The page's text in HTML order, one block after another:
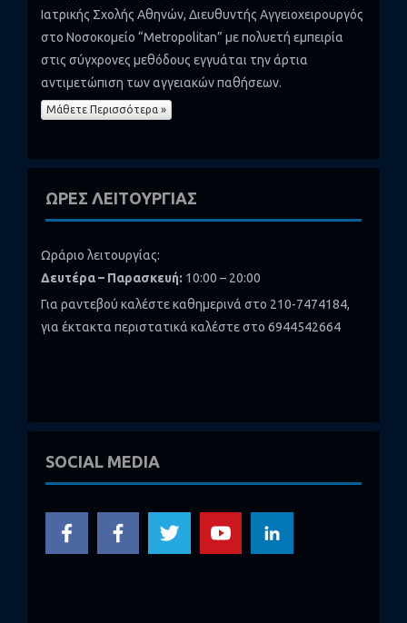
Ιατρικής Σχολής Αθηνών, Διευθυντής Αγγειοχειρουργός
στο Νοσοκομείο “Metropolitan” με πολυετή εμπειρία
στις σύγχρονες μεθόδους εγγυάται την άρτια
αντιμετώπιση των αγγειακών παθήσεων.
Μάθετε Περισσότερα »
ΩΡΕΣ ΛΕΙΤΟΥΡΓΙΑΣ
Ωράριο λειτουργίας:
Δευτέρα – Παρασκευή: 10:00 – 20:00
Για ραντεβού καλέστε καθημερινά στο 210-7474184,
για έκτακτα περιστατικά καλέστε στο 6944542664
SOCIAL MEDIA